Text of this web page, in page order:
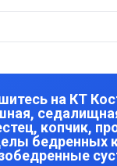
на КТ
копчик,
бедренных